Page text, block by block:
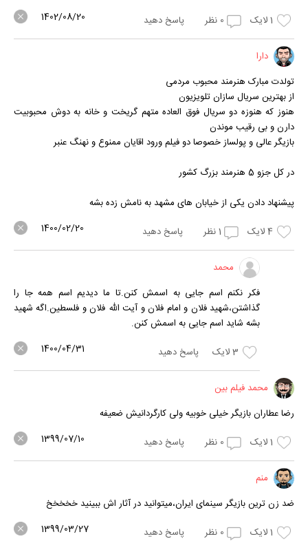
1لایک 0 نظر پاسخ دهید 1402/08/20
دارا
تولدت مبارک هنرمند محبوب مردمی
از بهترین سریال سازان تلویزیون
هنوز که هنوزه دو سریال فوق العاده متهم گریخت و خانه به دوش محبوبیت
دارن و بی رقیب موندن
بازیگر عالی و پولساز خصوصا دو فیلم ورود اقایان ممنوع و نهنگ عنبر
در کل جزو 5 هنرمند بزرگ کشور
پیشنهاد دادن یکی از خیابان های مشهد به نامش زده بشه
4لایک 1نظر پاسخ دهید 1400/02/20
محمد
فکر نکنم اسم جایی به اسمش کنن.تا ما دیدیم اسم همه جا را
گذاشتن،شهید فلان و امام فلان و آیت الله فلان و فلسطین.اگه شهید
بشه شاید اسم جایی به اسمش کنن.
3لایک پاسخ دهید 1400/04/31
محمد فیلم بین
رضا عطاران بازیگر خیلی خوبیه ولی کارگردانیش ضعیفه
1لایک 0 نظر پاسخ دهید 1399/07/10
منم
ضد زن ترین بازیگر سینمای ایران،میتوانید در آثار اش ببینید خخخخخ
1لایک 0 نظر پاسخ دهید 1399/03/27